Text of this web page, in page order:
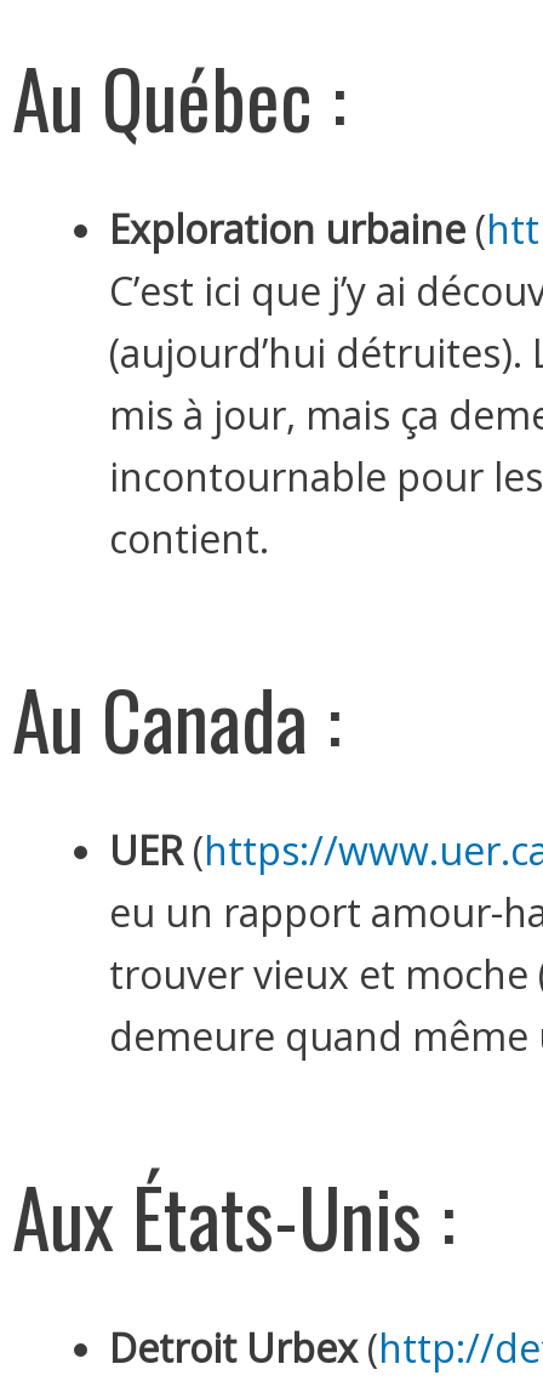
Au Québec :
Exploration urbaine (
C’est ici que j’y ai
(aujourd’hui détruites).
mis à jour, mais ça
incontournable pour
contient.
Au Canada :
UER(https://
eu un rapport amour-
trouver vieux et moche
demeure quand
Aux États-Unis :
Detroit Urbex(http://